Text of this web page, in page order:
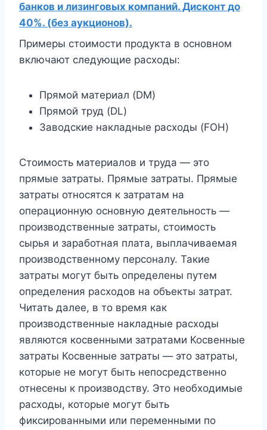
банков и лизинговых компаний. Дисконт до
40%. (без аукционов).
Примеры стоимости продукта в основном
включают следующие расходы:
Прямой материал (DM)
Прямой труд (DL)
Заводские накладные расходы (FOH)
Стоимость материалов и труда — это
прямые затраты. Прямые затраты. Прямые
затраты относятся к затратам на
операционную основную деятельность —
производственные затраты, стоимость
сырья и заработная плата, выплачиваемая
производственному персоналу. Такие
затраты могут быть определены путем
определения расходов на объекты затрат.
Читать далее, в то время как
производственные накладные расходы
являются косвенными затратами Косвенные
затраты Косвенные затраты — это затраты,
которые не могут быть непосредственно
отнесены к производству. Это необходимые
расходы, которые могут быть
фиксированными или переменными по